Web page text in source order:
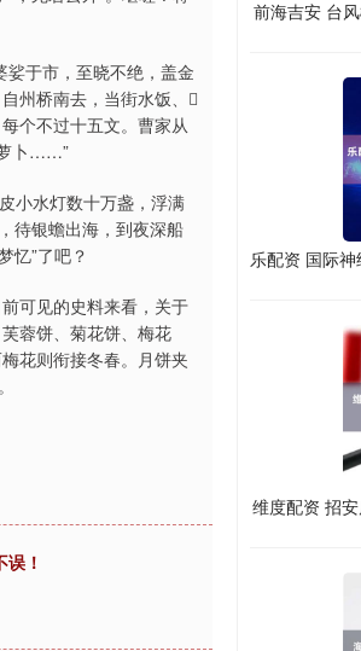
娑于市，至晓不绝，盖金
州桥南去，当街水饭、𤏶
个不过十五文。曹家从
萝卜……”
小水灯数十万盏，浮满
待银蟾出海，到夜深船
忆”了吧？
可见的史料来看，关于
蓉饼、菊花饼、梅花
花则衔接冬春。月饼夹
！
前海吉安 台
乐配资 国际
维度配资 招